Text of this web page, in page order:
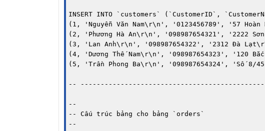
INSERT INTO `customers` (`CustomerID`,
(1, 'Nguyễn Văn Nam\r\n', '0123456789', '57
(2, 'Phương Hà An\r\n', '098987654321', '2222
(3, 'Lan Anh\r\n', '098987654322', '2312 Đà
(4, 'Dương Thế Nam\r\n', '098987654323', '120
(5, 'Trần Phong Ba\r\n', '098987654324', 'Số 8/
--
--
-- Cấu trúc bảng cho bảng `orders`
--